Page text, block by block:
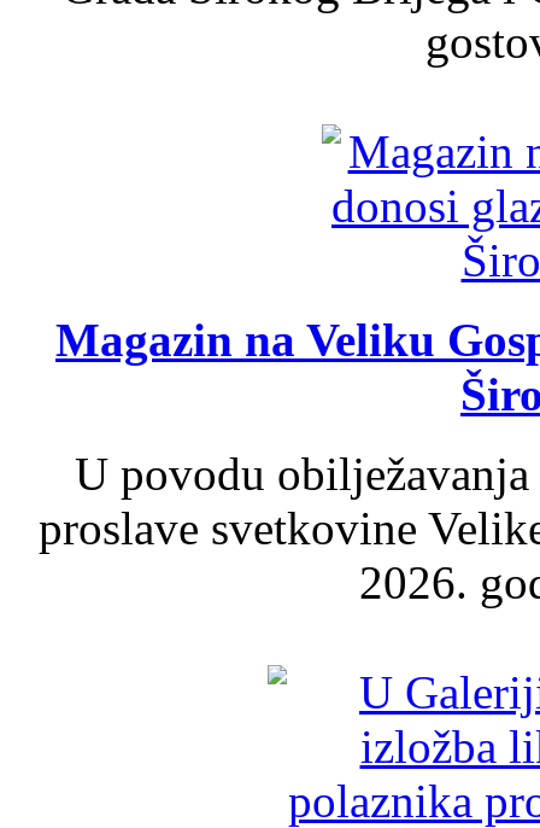
Magazin na Veliku
U povodu
proslave svetkovine
2026.